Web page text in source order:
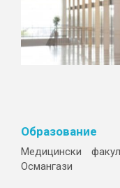
Образование
Медицински
Османгази